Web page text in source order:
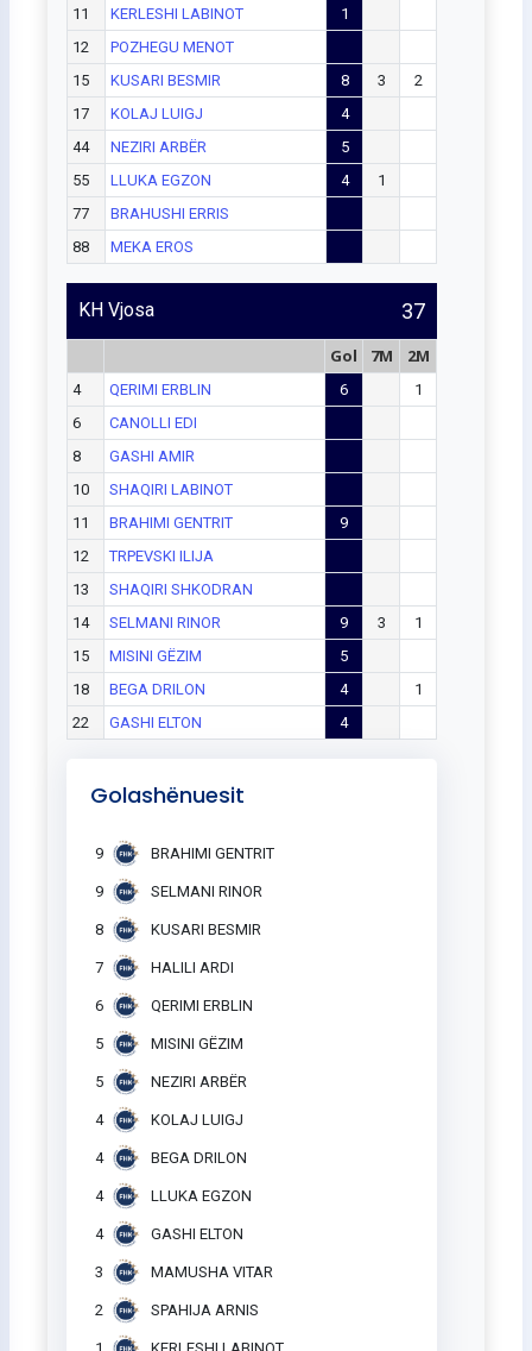
11
KERLESHI LABINOT
1
12
POZHEGU MENOT
15
KUSARI BESMIR 8 3
2
17
KOLAJ LUIGJ
4
44
NEZIRI ARBËR
5
55
LLUKA EGZON 4
1
77
BRAHUSHI ERRIS
88
MEKA EROS
KH Vjosa 37
Gol 7M 2M
4 QERIMI ERBLIN 6
1
6
CANOLLI EDI
8
GASHI AMIR
10
SHAQIRI LABINOT
11
BRAHIMI GENTRIT
9
12
TRPEVSKI ILIJA
13
SHAQIRI SHKODRAN
14
SELMANI RINOR 9 3
1
15
MISINI GËZIM
5
18
BEGA DRILON 4
1
22
GASHI ELTON 4
Golashënuesit
9 BRAHIMI GENTRIT
9 SELMANI RINOR
8 KUSARI BESMIR
7 HALILI ARDI
6 QERIMI ERBLIN
5 MISINI GËZIM
5 NEZIRI ARBËR
4 KOLAJ LUIGJ
4 BEGA DRILON
4 LLUKA EGZON
4 GASHI ELTON
3 MAMUSHA VITAR
2 SPAHIJA ARNIS